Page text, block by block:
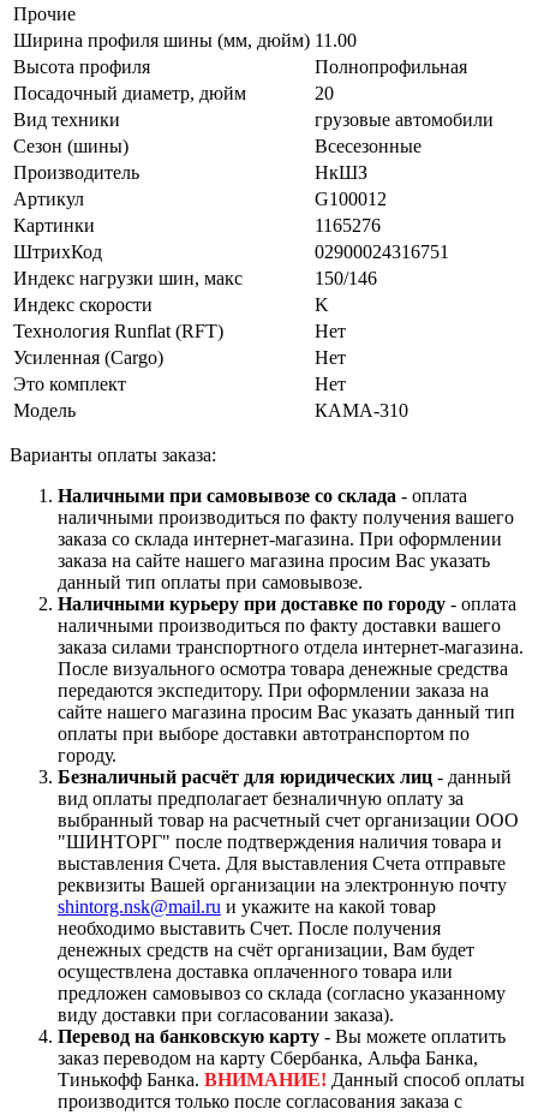
Прочие
Ширина профиля шины (мм, дюйм) 11.00
Высота профиля
Полнопрофильная
Посадочный диаметр, дюйм
20
Вид техники
грузовые автомобили
Сезон (шины)
Всесезонные
Производитель
НкШЗ
Артикул
G100012
Картинки
1165276
ШтрихКод
02900024316751
Индекс нагрузки шин, макс
150/146
Индекс скорости
K
Технология Runflat (RFT)
Нет
Усиленная (Cargo)
Нет
Это комплект
Нет
Модель
КАМА-310
Варианты оплаты заказа:
Наличными при самовывозе со склада - оплата
наличными производиться по факту получения вашего
заказа со склада интернет-магазина. При оформлении
заказа на сайте нашего магазина просим Вас указать
данный тип оплаты при самовывозе.
Наличными курьеру при доставке по городу - оплата
наличными производиться по факту доставки вашего
заказа силами транспортного отдела интернет-магазина.
После визуального осмотра товара денежные средства
передаются экспедитору. При оформлении заказа на
сайте нашего магазина просим Вас указать данный тип
оплаты при выборе доставки автотранспортом по
городу.
Безналичный расчёт для юридических лиц - данный
вид оплаты предполагает безналичную оплату за
выбранный товар на расчетный счет организации ООО
"ШИНТОРГ" после подтверждения наличия товара и
выставления Счета. Для выставления Счета отправьте
реквизиты Вашей организации на электронную почту
shintorg.nsk@mail.ru и укажите на какой товар
необходимо выставить Счет. После получения
денежных средств на счёт организации, Вам будет
осуществлена доставка оплаченного товара или
предложен самовывоз со склада (согласно указанному
виду доставки при согласовании заказа).
Перевод на банковскую карту - Вы можете оплатить
заказ переводом на карту Сбербанка, Альфа Банка,
Тинькофф Банка. ВНИМАНИЕ! Данный способ оплаты
производится только после согласования заказа с